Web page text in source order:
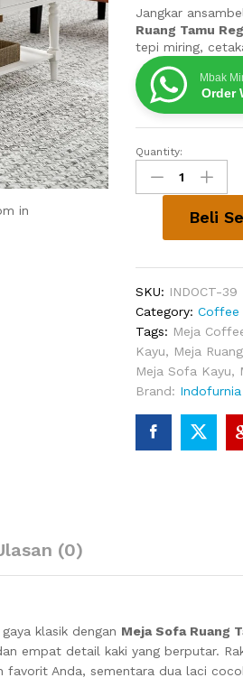
in
Jangkar
Ruang Tamu
tepi miring,
Mbak
Order
Meja
Sofa
Ruang
Quantity:
Beli
SKU: INDOCT-39
Category: Coffee
Tags: Meja
Kayu, Meja
Meja Sofa Kayu,
Brand: Indofurnia
(0)
klasik dengan Meja Sofa Ruang
empat detail kaki yang berputar.
favorit Anda, sementara dua laci